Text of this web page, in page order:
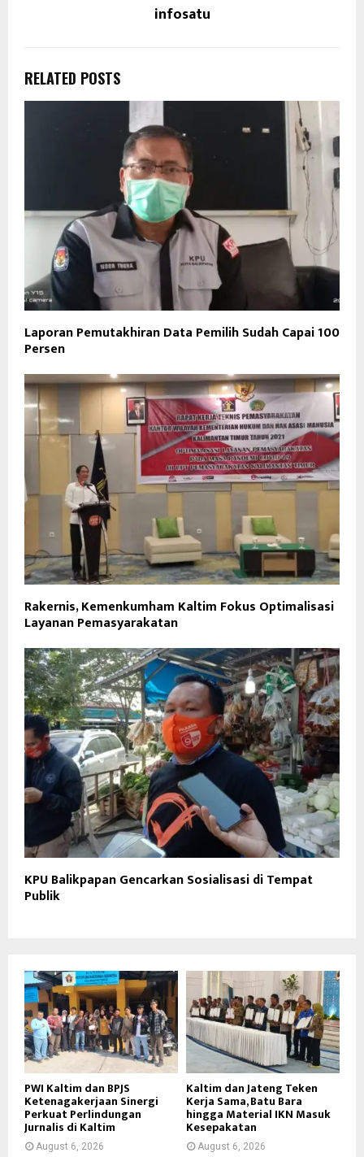
infosatu
RELATED POSTS
Laporan Pemutakhiran Data Pemilih Sudah Capai 100
Persen
Rakernis, Kemenkumham Kaltim Fokus Optimalisasi
Layanan Pemasyarakatan
KPU Balikpapan Gencarkan Sosialisasi di Tempat
Publik
PWI Kaltim dan BPJS
Ketenagakerjaan Sinergi
Perkuat Perlindungan
Jurnalis di Kaltim
August 6, 2026
Kaltim dan Jateng Teken
Kerja Sama, Batu Bara
hingga Material IKN Masuk
Kesepakatan
August 6, 2026